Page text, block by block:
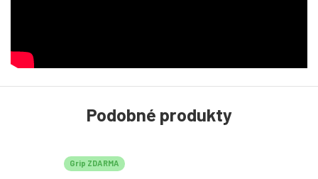
Podobné produkty
Grip ZDARMA